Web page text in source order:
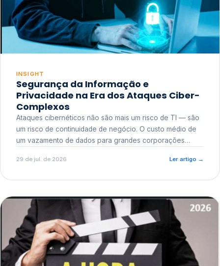
INSIGHT
Segurança da Informação e
Privacidade na Era dos Ataques Ciber-
Complexos
Ataques cibernéticos não são mais um risco de TI — são
um risco de continuidade de negócio. O custo médio de
um vazamento de dados para grandes corporações
reputacional e o risco regulatório junto a órgãos como a
29 de jul. de 2026 Ler artigo →